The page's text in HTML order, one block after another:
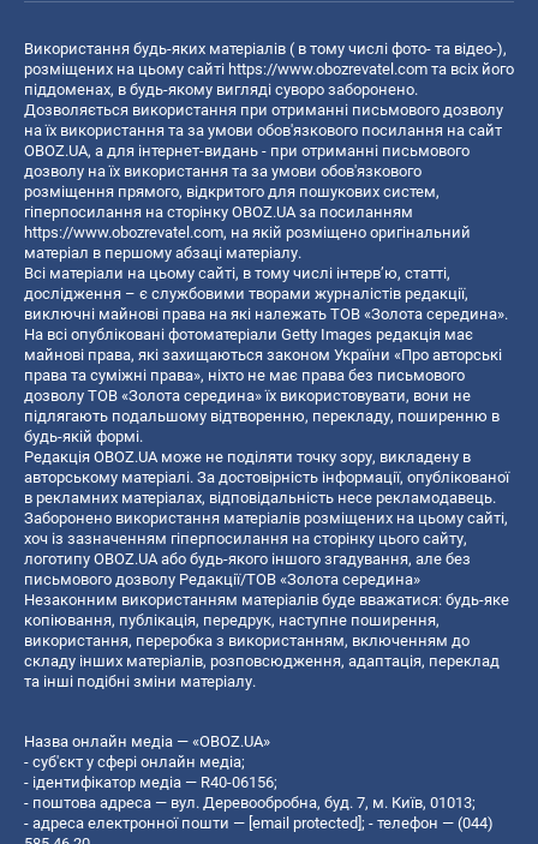
Використання будь-яких матеріалів ( в тому числі фото- та відео-),
розміщених на цьому сайті https://www.obozrevatel.com та всіх його
піддоменах, в будь-якому вигляді суворо заборонено.
Дозволяється використання при отриманні письмового дозволу
на їх використання та за умови обов'язкового посилання на сайт
OBOZ.UA, а для інтернет-видань - при отриманні письмового
дозволу на їх використання та за умови обов'язкового
розміщення прямого, відкритого для пошукових систем,
гіперпосилання на сторінку OBOZ.UA за посиланням
https://www.obozrevatel.com, на якій розміщено оригінальний
матеріал в першому абзаці матеріалу.
Всі матеріали на цьому сайті, в тому числі інтерв’ю, статті,
дослідження – є службовими творами журналістів редакції,
виключні майнові права на які належать ТОВ «Золота середина».
На всі опубліковані фотоматеріали Getty Images редакція має
майнові права, які захищаються законом України «Про авторські
права та суміжні права», ніхто не має права без письмового
дозволу ТОВ «Золота середина» їх використовувати, вони не
підлягають подальшому відтворенню, перекладу, поширенню в
будь-якій формі.
Редакція OBOZ.UA може не поділяти точку зору, викладену в
авторському матеріалі. За достовірність інформації, опублікованої
в рекламних матеріалах, відповідальність несе рекламодавець.
Заборонено використання матеріалів розміщених на цьому сайті,
хоч із зазначенням гіперпосилання на сторінку цього сайту,
логотипу OBOZ.UA або будь-якого іншого згадування, але без
письмового дозволу Редакції/ТОВ «Золота середина»
Незаконним використанням матеріалів буде вважатися: будь-яке
копiювання, публiкацiя, передрук, наступне поширення,
використання, переробка з використанням, включенням до
складу інших матеріалів, розповсюдження, адаптація, переклад
та інші подібні зміни матеріалу.
Назва онлайн медіа — «OBOZ.UA»
- суб'єкт у сфері онлайн медіа;
- ідентифікатор медіа — R40-06156;
- поштова адреса — вул. Деревообробна, буд. 7, м. Київ, 01013;
- адреса електронної пошти — [email protected] ; - телефон — (044)